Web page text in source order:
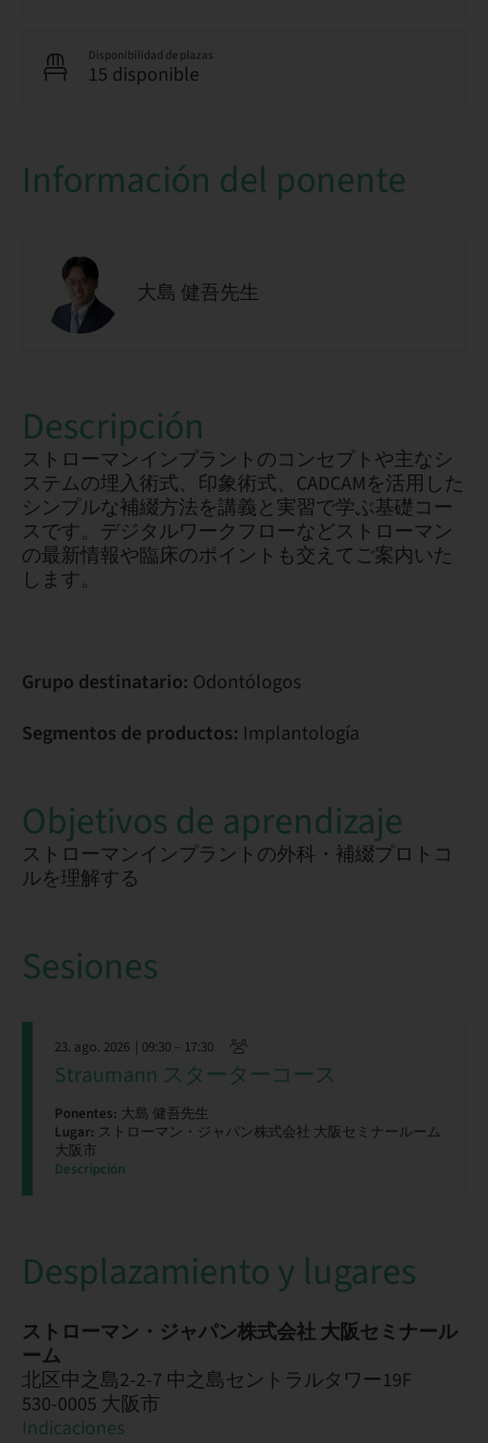
Disponibilidad de plazas
15 disponible
Información del ponente
大島 健吾先生
Descripción
ストローマンインプラントのコンセプトや主なシ
ステムの埋入術式、印象術式、CADCAMを活用した
シンプルな補綴方法を講義と実習で学ぶ基礎コー
スです。デジタルワークフローなどストローマン
の最新情報や臨床のポイントも交えてご案内いた
します。
Grupo destinatario: Odontólogos
Segmentos de productos: Implantología
Objetivos de aprendizaje
ストローマンインプラントの外科・補綴プロトコ
ルを理解する
Sesiones
23. ago. 2026 | 09:30 – 17:30
Straumann スターターコース
Ponentes: 大島 健吾先生
Lugar: ストローマン・ジャパン株式会社 大阪セミナールーム
大阪市
Descripción
Desplazamiento y lugares
ストローマン・ジャパン株式会社 大阪セミナール
ーム
北区中之島2-2-7 中之島セントラルタワー19F
530-0005 大阪市
Indicaciones